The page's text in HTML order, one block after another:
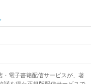
・電子書籍配信サービスが、著